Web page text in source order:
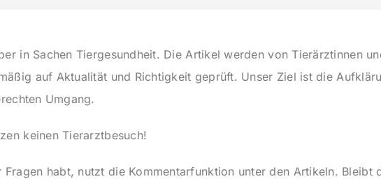
in Sachen Tiergesundheit. Die Artikel werden von Tierärztinnen
auf Aktualität und Richtigkeit geprüft. Unser Ziel ist die
Umgang.
keinen Tierarztbesuch!
Fragen habt, nutzt die Kommentarfunktion unter den Artikeln. Bleibt